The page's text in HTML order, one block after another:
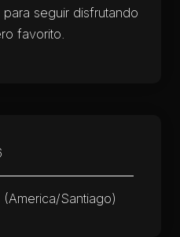
para seguir disfrutando
favorito.
(America/Santiago)